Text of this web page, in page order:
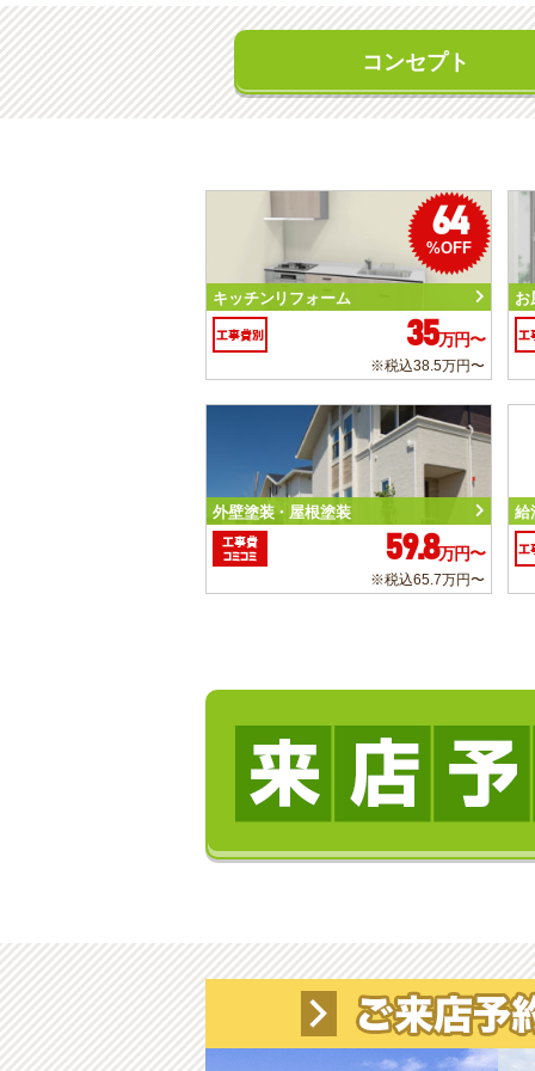
コンセプト
64
%OFF
キッチンリフォーム
工事費別 35万円〜
※税込38.5万円〜
お
工
外壁塗装・屋根塗装
工事費
コミコミ
59.8万円〜
※税込65.7万円〜
給
工